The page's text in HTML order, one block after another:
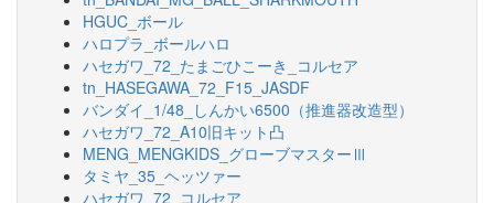
HGUC_ボール
ハロプラ_ボールハロ
ハセガワ_72_たまごひこーき_コルセア
tn_HASEGAWA_72_F15_JASDF
バンダイ_1/48_しんかい6500（推進器改造型）
ハセガワ_72_A10旧キット凸
MENG_MENGKIDS_グローブマスターⅢ
タミヤ_35_ヘッツァー
ハセガワ_72_コルセア